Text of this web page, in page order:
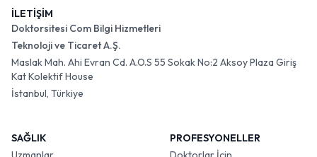
İLETİŞİM
Doktorsitesi Com Bilgi Hizmetleri
Teknoloji ve Ticaret A.Ş.
Maslak Mah. Ahi Evran Cd. A.O.S 55 Sokak No:2 Aksoy Plaza Giriş
Kat Kolektif House
İstanbul, Türkiye
SAĞLIK
PROFESYONELLER